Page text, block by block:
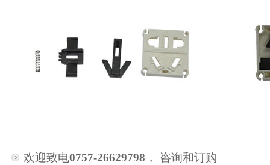
欢迎致电0757-26629798 ， 咨询和订购